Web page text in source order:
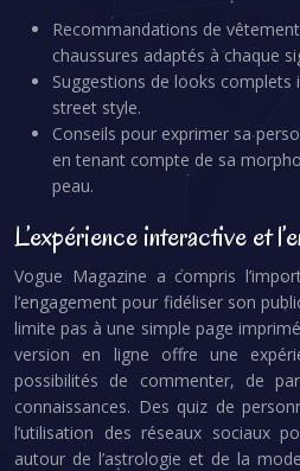
Recommandations de
chaussures adaptés à chaque
Suggestions de looks complets
street style.
Conseils pour exprimer sa
en tenant compte de sa
peau.
L’expérience interactive et
Vogue Magazine a compris
l’engagement pour fidéliser son
limite pas à une simple page
version en ligne offre une
possibilités de commenter, de
connaissances. Des quiz de
l’utilisation des réseaux sociaux
autour de l’astrologie et de la